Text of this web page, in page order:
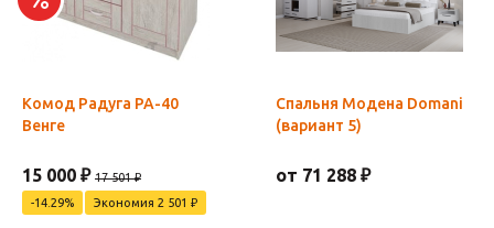
Комод Радуга РА-40
Венге
15 000 ₽ 17 501 ₽
-14.29%
Экономия 2 501 ₽
Спальня Модена Domani
(вариант 5)
от 71 288 ₽